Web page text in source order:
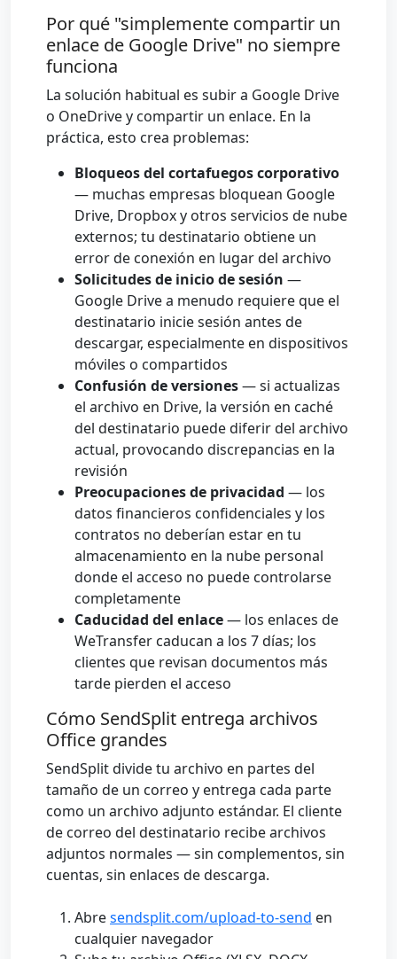
Por qué "simplemente compartir un
enlace de Google Drive" no siempre
funciona
La solución habitual es subir a Google Drive
o OneDrive y compartir un enlace. En la
práctica, esto crea problemas:
Bloqueos del cortafuegos corporativo
— muchas empresas bloquean Google
Drive, Dropbox y otros servicios de nube
externos; tu destinatario obtiene un
error de conexión en lugar del archivo
Solicitudes de inicio de sesión —
Google Drive a menudo requiere que el
destinatario inicie sesión antes de
descargar, especialmente en dispositivos
móviles o compartidos
Confusión de versiones— si actualizas
el archivo en Drive, la versión en caché
del destinatario puede diferir del archivo
actual, provocando discrepancias en la
revisión
Preocupaciones de privacidad — los
datos financieros confidenciales y los
contratos no deberían estar en tu
almacenamiento en la nube personal
donde el acceso no puede controlarse
completamente
Caducidad del enlace— los enlaces de
WeTransfer caducan a los 7 días; los
clientes que revisan documentos más
tarde pierden el acceso
Cómo SendSplit entrega archivos
Office grandes
SendSplit divide tu archivo en partes del
tamaño de un correo y entrega cada parte
como un archivo adjunto estándar. El cliente
de correo del destinatario recibe archivos
adjuntos normales — sin complementos, sin
cuentas, sin enlaces de descarga.
Abresendsplit.com/upload-to-send en
cualquier navegador